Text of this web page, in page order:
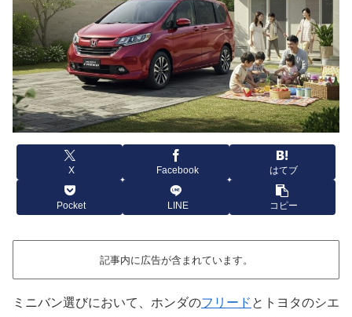
X Facebook はてブ
Pocket LINE コピー
記事内に広告が含まれています。
ミニバン選びにおいて、ホンダのフリード とトヨタのシエ